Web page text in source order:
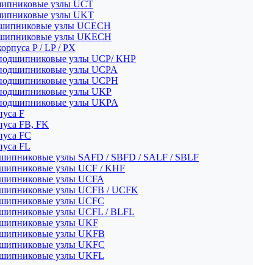
узлы UCT
узлы UKT
узлы UCECH
узлы UKECH
P / LP / PX
узлы UCP/ KHP
узлы UCPA
узлы UCPH
узлы UKP
узлы UKPA
F
FB, FK
FC
FL
узлы SAFD / SBFD / SALF / SBLF
узлы UCF / KHF
узлы UCFA
узлы UCFB / UCFK
узлы UCFC
узлы UCFL / BLFL
узлы UKF
узлы UKFB
узлы UKFC
узлы UKFL